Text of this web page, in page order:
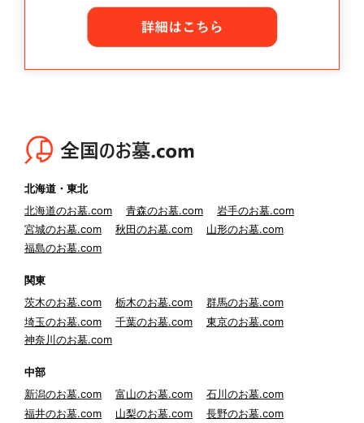
北海道・東北
北海道のお墓.com
青森のお墓.com
岩手のお墓.com
宮城のお墓.com
秋田のお墓.com
山形のお墓.com
福島のお墓.com
関東
茨木のお墓.com
栃木のお墓.com
群馬のお墓.com
埼玉のお墓.com
千葉のお墓.com
東京のお墓.com
神奈川のお墓.com
中部
新潟のお墓.com
富山のお墓.com
石川のお墓.com
福井のお墓.com
山梨のお墓.com
長野のお墓.com